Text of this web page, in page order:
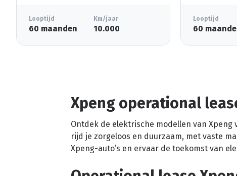
Looptijd
60 maanden
Km/jaar
10.000
Looptijd
60
Xpeng operational
Ontdek de elektrische modellen van Xpeng
rijd je zorgeloos en duurzaam, met vaste
Xpeng-auto’s en ervaar de toekomst van